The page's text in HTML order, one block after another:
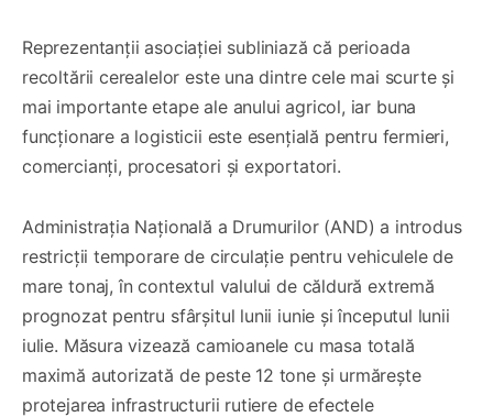
Reprezentanții asociației subliniază că perioada
recoltării cerealelor este una dintre cele mai scurte și
mai importante etape ale anului agricol, iar buna
funcționare a logisticii este esențială pentru fermieri,
comercianți, procesatori și exportatori.
Administrația Națională a Drumurilor (AND) a introdus
restricții temporare de circulație pentru vehiculele de
mare tonaj, în contextul valului de căldură extremă
prognozat pentru sfârșitul lunii iunie și începutul lunii
iulie. Măsura vizează camioanele cu masa totală
maximă autorizată de peste 12 tone și urmărește
protejarea infrastructurii rutiere de efectele